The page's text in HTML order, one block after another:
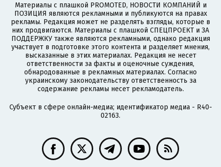
Материалы с плашкой PROMOTED, НОВОСТИ КОМПАНИЙ и
ПОЗИЦИЯ являются рекламными и публикуются на правах
рекламы. Редакция может не разделять взгляды, которые в
них продвигаются. Материалы с плашкой СПЕЦПРОЕКТ и ЗА
ПОДДЕРЖКУ также являются рекламными, однако редакция
участвует в подготовке этого контента и разделяет мнения,
высказанные в этих материалах. Редакция не несет
ответственности за факты и оценочные суждения,
обнародованные в рекламных материалах. Согласно
украинскому законодательству ответственность за
содержание рекламы несет рекламодатель.
Субъект в сфере онлайн-медиа; идентификатор медиа - R40-
02163.